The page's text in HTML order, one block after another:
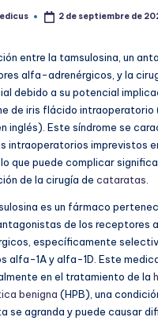
2 de septiembre de
entre la tamsulosina, un
alfa-adrenérgicos, y la
debido a su potencial
de iris flácido intraoperatorio
inglés). Este síndrome se
intraoperatorios imprevistos
que puede complicar
de la cirugía de cataratas
es un fármaco
de los receptores
específicamente
alfa-1A y alfa-1D. Este
en el tratamiento de la
benigna (HPB), una
se agranda y puede causar